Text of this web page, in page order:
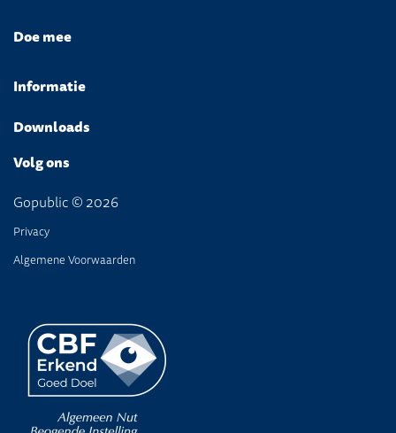
Doe mee
Informatie
Downloads
Volg ons
Gopublic © 2026
Privacy
Algemene Voorwaarden